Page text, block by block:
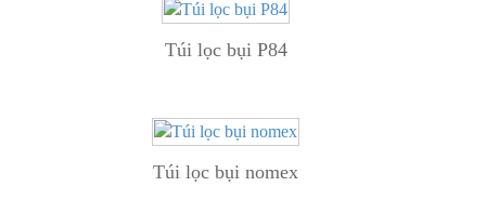
Túi lọc bụi P84
Túi lọc bụi nomex